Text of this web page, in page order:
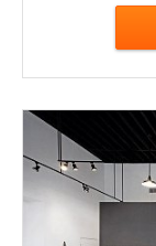
Стилі: Під дерево;
Кольори: